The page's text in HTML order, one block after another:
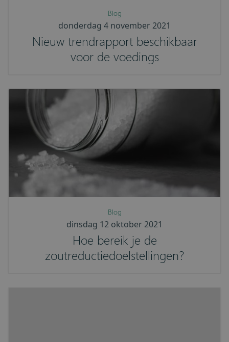
Blog
donderdag 4 november 2021
Nieuw trendrapport beschikbaar
voor de voedings
Blog
dinsdag 12 oktober 2021
Hoe bereik je de
zoutreductiedoelstellingen?